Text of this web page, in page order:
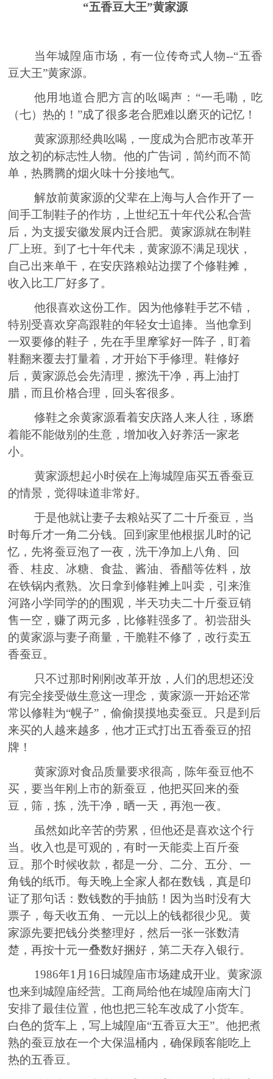
“五香豆大王”黄家源
当年城隍庙市场，有一位传奇式人物--“五香
豆大王”黄家源。
他用地道合肥方言的吆喝声： “一毛嘞，吃
（七）热的！”成了很多老合肥难以磨灭的记忆！
黄家源那经典吆喝，一度成为合肥市改革开
放之初的标志性人物。他的广告词 ，简约而不简
单，热腾腾的烟火味十分接地气。
解放前黄家源的父辈在上海与人合作开了一
间手工制鞋子的作坊，上世纪五十年代公私合营
后，为支援安徽发展内迁合肥。黄家源就在制鞋
厂上班。到了七十年代未，黄家源不满足现状，
自己出来单干，在安庆路粮站边摆了个修鞋摊，
收入比工厂好多了 。
他很喜欢这份工作。因为他修鞋手艺不错，
特别受喜欢穿高跟鞋的年轻女士追捧。当他拿到
一双要修的鞋子，先在手里摩挲好一阵子，盯着
鞋翻来覆去打量着，才开始下手修理。鞋修好
后，黄家源总会先清理，擦洗干净，再上油打
腊，而且价格合理，回头客很多。
修鞋之余黄家源看着安庆路人来人往，琢磨
着能不能做别的生意，增加收入好养活一家老
小。
黄家源想起小时侯在上海城隍庙买五香蚕豆
的情景，觉得味道非常好。
于是他就让妻子去粮站买了二十斤蚕豆，当
时每斤才一角二分钱。回到家里他根据儿时的记
忆，先将蚕豆泡了一夜，洗干净加上八角 、
回
香、桂皮、 冰糖、食盐、酱油、香醋等佐料，放
在铁锅内煮熟。次日拿到修鞋摊上叫卖，引来淮
河路小学同学的的围观，半天功夫二十斤蚕豆销
售一空，赚了两元多，比修鞋强多了。初尝甜头
的黄家源与妻子商量，干脆鞋不修了，改行卖五
香蚕豆。
只不过那时刚刚改革开放，人们的思想还没
有完全接受做生意这一理念，黄家源一开始还常
常以修鞋为“幌子” ，偷偷摸摸地卖蚕豆。只是到后
来买的人越来越多，他才正式打出五香蚕豆的招
牌！
黄家源对食品质量要求很高， 陈年蚕豆他不
买，要当年刚上市的新蚕豆，他把买回来的蚕
豆，筛，拣 ，洗干净，晒一天，再泡一夜。
虽然如此辛苦的劳累，但他还是喜欢这个行
当。收入也是可观的，有时一天能卖上百斤蚕
豆。那个时候收款，都是一分、二分、五分、 一
角钱的纸币。每天晚上全家人都在数钱，真是印
证了那句话 ：数钱数的手抽筋！因为当时没有大
票子，每天收五角、 一元以上的钱都很少见。黄
家源先要把钱分类整理好，然后一张一张数清
楚，再按十元一叠数好捆好，第二天存入银行。
1986年1月16日城隍庙市场建成开业。黄家源
也来到城隍庙经营。工商局给他在城隍庙南大门
安排了最佳位置，他也把三轮车改成了小货车。
白色的货车上，写上城隍庙“五香豆大王”。他把煮
熟的蚕豆放在一个大保温桶内 ，确保顾客能吃上
热的五香豆。